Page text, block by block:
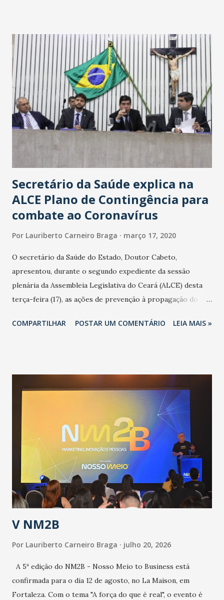
Secretário da Saúde explica na
ALCE Plano de Contingência para
combate ao Coronavírus
Por Lauriberto Carneiro Braga março 17, 2020
O secretário da Saúde do Estado, Doutor Cabeto,
apresentou, durante o segundo expediente da sessão
plenária da Assembleia Legislativa do Ceará (ALCE) desta
terça-feira (17), as ações de prevenção à propagação do
adotadas pelo Governo do Estado na contenção da
população suspeita e de cuidados com os ambientes
públicos e domiciliares. “Nós não estamos vivendo uma
epidemia comum, como temos em todos os anos, com
aumento de casos de dengue, influenza ou H1N1. Trata-se
de uma epidemia com um vírus diferente, com um poder de
contaminação maior que outros coronavírus”, apontou o
secretário. Segundo ele, é uma epidemia com chance de
contaminação alta, podendo gerar um grande risco à
população e ao sistema de saúde. “Precisamos saber fazer a
estratificação do risco da doença, para não so...
COMPARTILHAR POSTAR UM COMENTÁRIO LEIA MAIS »
V NM2B
Por Lauriberto Carneiro Braga julho 20, 2026
A 5ª edição do NM2B - Nosso Meio to Business está
confirmada para o dia 12 de agosto, no La Maison, em
Fortaleza. Com o tema "A força do que é real", o evento é